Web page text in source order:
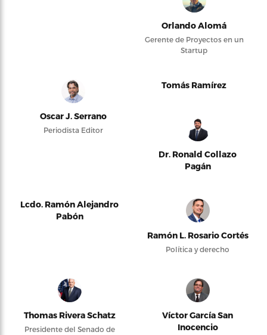
Orlando Alomá
Gerente de Proyectos en un
Startup
Oscar J. Serrano
Periodista Editor
Tomás Ramírez
Dr. Ronald Collazo
Pagán
Lcdo. Ramón Alejandro
Pabón
Ramón L. Rosario Cortés
Política y derecho
Thomas Rivera Schatz
Presidente del Senado de
Víctor García San
Inocencio